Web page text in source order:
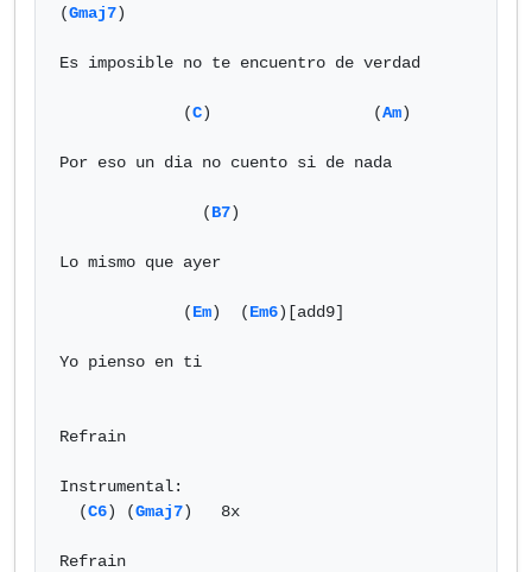
(Gmaj7)
Es imposible no te encuentro de verdad
             (
C)                 (Am)
Por eso un dia no cuento si de nada
               (
B7)
Lo mismo que ayer
             (
Em)  (Em6)[add9]
Yo pienso en ti
Refrain
Instrumental:
  (
C6) (Gmaj7)   8x
Refrain